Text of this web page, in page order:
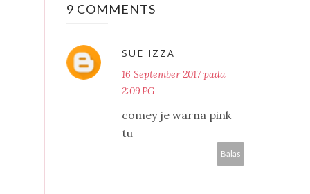
9 COMMENTS
SUE IZZA
16 September 2017 pada
2:09 PG
comey je warna pink
tu
Balas